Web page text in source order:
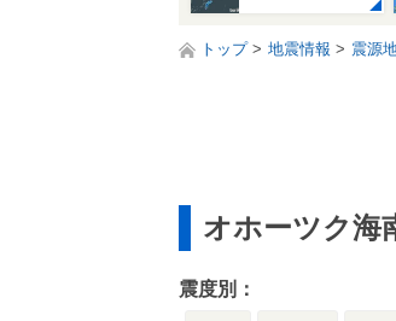
トップ 地震情報 震源
オホーツク海
震度別：